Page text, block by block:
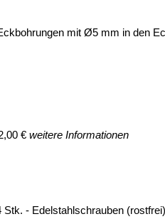
mit Ø5 mm in den
€ weitere Informationen
Stk. - Edelstahlschrauben